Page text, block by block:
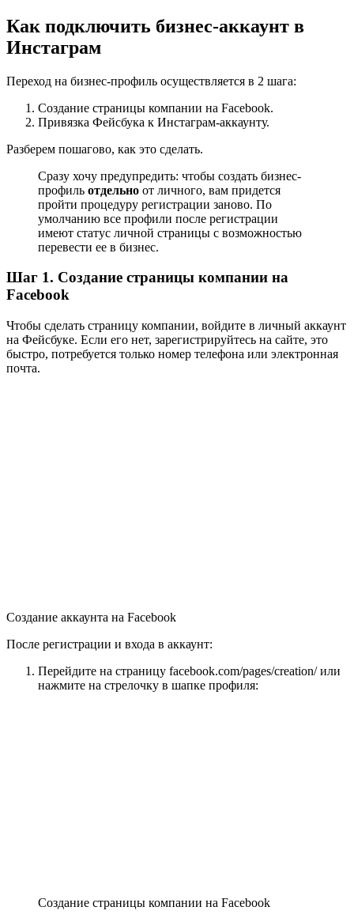
Как подключить бизнес-аккаунт в
Инстаграм
Переход на бизнес-профиль осуществляется в 2 шага:
Создание страницы компании на Facebook.
Привязка Фейсбука к Инстаграм-аккаунту.
Разберем пошагово, как это сделать.
Сразу хочу предупредить: чтобы создать бизнес-
профиль отдельно от личного, вам придется
пройти процедуру регистрации заново. По
умолчанию все профили после регистрации
имеют статус личной страницы с возможностью
перевести ее в бизнес.
Шаг 1. Создание страницы компании на
Facebook
Чтобы сделать страницу компании, войдите в личный аккаунт
на Фейсбуке. Если его нет, зарегистрируйтесь на сайте, это
быстро, потребуется только номер телефона или электронная
почта.
Создание аккаунта на Facebook
После регистрации и входа в аккаунт:
Перейдите на страницу facebook.com/pages/creation/ или
нажмите на стрелочку в шапке профиля:
Создание страницы компании на Facebook